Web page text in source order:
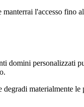
l'accesso fino
personalizzati
materialmente